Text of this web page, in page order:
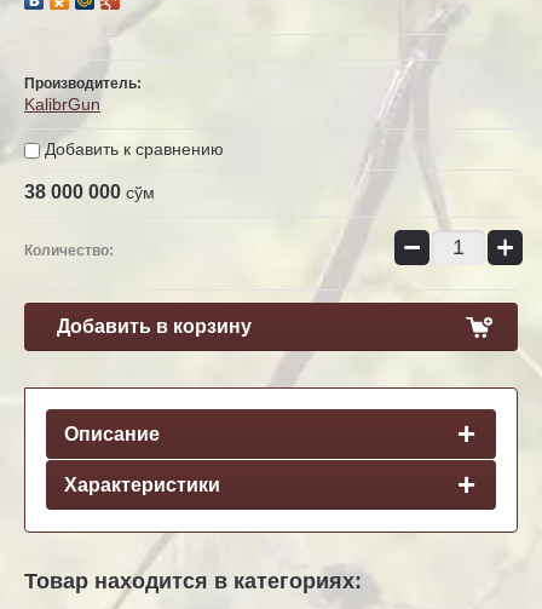
Производитель:
KalibrGun
Добавить к сравнению
38 000 000 сўм
Количество: − +
Добавить в корзину
Описание
Характеристики
Товар находится в категориях: